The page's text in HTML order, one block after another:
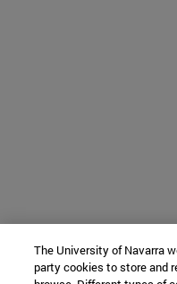
The University of Navarra
party cookies to store and